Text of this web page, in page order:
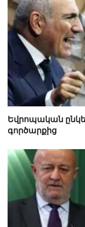
Եվրոպական
գործարքից